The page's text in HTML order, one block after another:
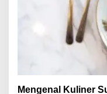
Mengenal Kuliner